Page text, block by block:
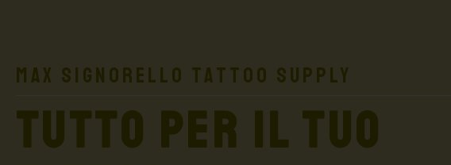
Max Signorello Tattoo Supply
TUTTO PER IL TUO